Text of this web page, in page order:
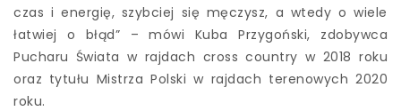
czas i energię, szybciej się męczysz, a wtedy o wiele
łatwiej o błąd” – mówi Kuba Przygoński, zdobywca
Pucharu Świata w rajdach cross country w 2018 roku
oraz tytułu Mistrza Polski w rajdach terenowych 2020
roku.